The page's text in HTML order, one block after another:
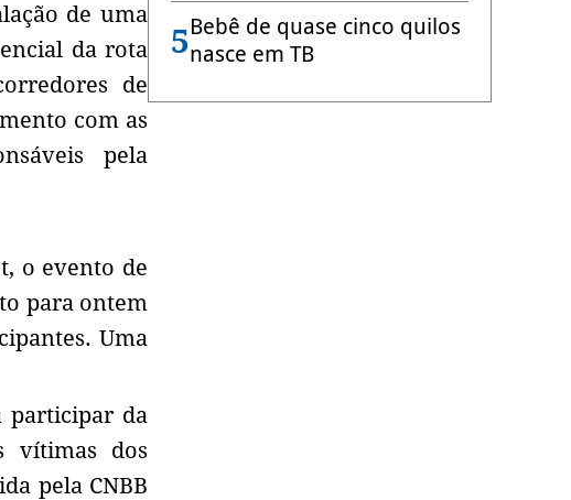
de uma
da rota
de
com as
pela
o evento de
para ontem
Uma
participar da
vítimas dos
pela CNBB
5Bebê de quase cinco quilos
nasce em TB